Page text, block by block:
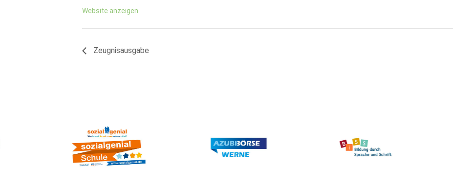
Website anzeigen
Zeugnisausgabe